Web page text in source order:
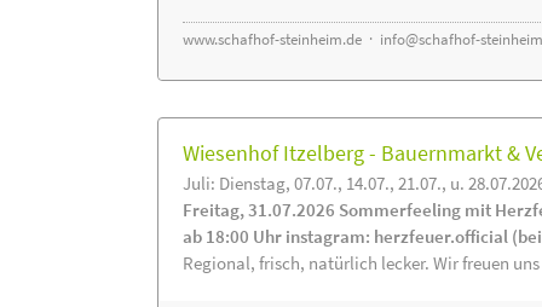
www.schafhof-steinheim.de · info@schafhof-
Wiesenhof Itzelberg - Bauernmarkt &
Juli: Dienstag, 07.07., 14.07., 21.07., u.
Freitag, 31.07.2026 Sommerfeeling mit
ab 18:00 Uhr instagram: herzfeuer.official
Regional, frisch, natürlich lecker. Wir freuen